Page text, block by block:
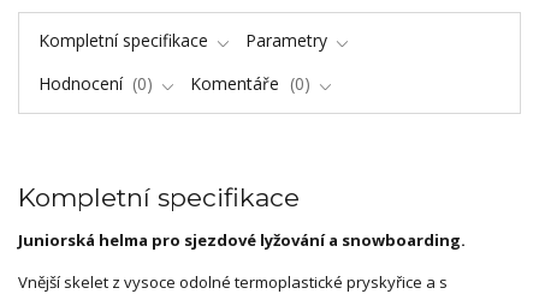
Kompletní specifikace
Parametry
Hodnocení
0 Komentáře 0
Kompletní specifikace
Juniorská helma pro sjezdové lyžování a snowboarding.
Vnější skelet z vysoce odolné termoplastické pryskyřice a s